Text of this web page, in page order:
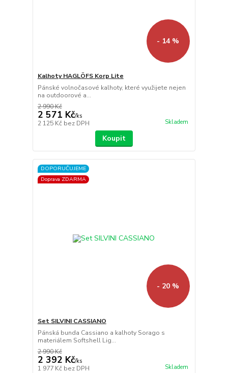
- 14 %
Kalhoty HAGLÖFS Korp Lite
Pánské volnočasové kalhoty, které využijete nejen
na outdoorové a...
2 990 Kč
2 571 Kč/ks
2 125 Kč bez DPH Skladem
Koupit
DOPORUČUJEME
Doprava ZDARMA
- 20 %
Set SILVINI CASSIANO
Pánská bunda Cassiano a kalhoty Sorago s
materiálem Softshell Lig...
2 990 Kč
2 392 Kč/ks
1 977 Kč bez DPH Skladem